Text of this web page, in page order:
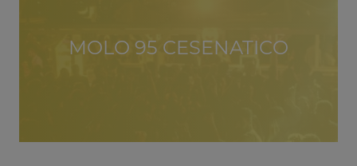
MOLO 95 CESENATICO